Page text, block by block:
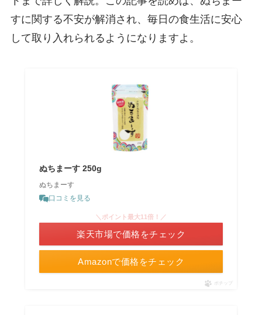
すに関する不安が解消され、毎日の食生活に安心
して取り入れられるようになりますよ。
ぬちまーす 250g
ぬちまーす
口コミを見る
Amazonで価格をチェック
＼ポイント最大11倍！／
楽天市場で価格をチェック
ポチップ